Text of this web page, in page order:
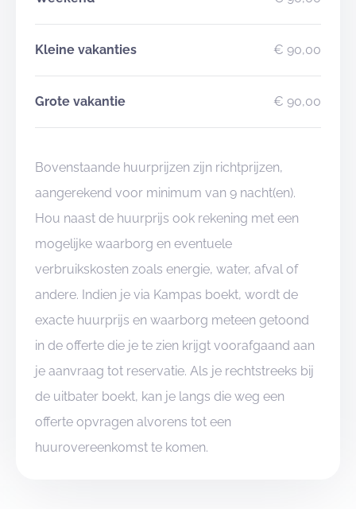
Kleine vakanties € 90,00
Grote vakantie € 90,00
Bovenstaande huurprijzen zijn richtprijzen,
aangerekend voor minimum van 9 nacht(en).
Hou naast de huurprijs ook rekening met een
mogelijke waarborg en eventuele
verbruikskosten zoals energie, water, afval of
andere. Indien je via Kampas boekt, wordt de
exacte huurprijs en waarborg meteen getoond
in de offerte die je te zien krijgt voorafgaand aan
je aanvraag tot reservatie. Als je rechtstreeks bij
de uitbater boekt, kan je langs die weg een
offerte opvragen alvorens tot een
huurovereenkomst te komen.